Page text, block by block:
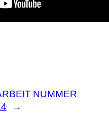
NUMMER
→